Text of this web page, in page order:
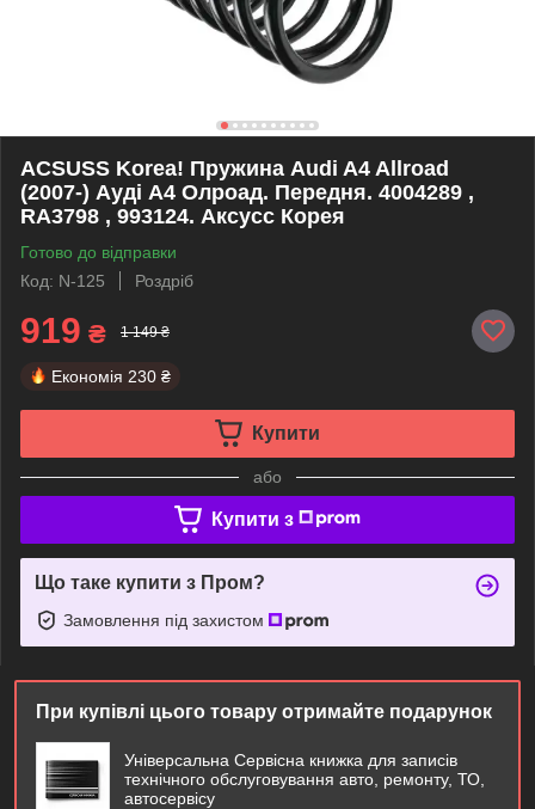
ACSUSS Korea! Пружина Audi A4 Allroad
(2007-) Ауді А4 Олроад. Передня. 4004289 ,
RA3798 , 993124. Аксусс Корея
Готово до відправки
Код: N-125
Роздріб
919 ₴ 1 149 ₴
Економія 230 ₴
Купити
або
Купити з
Що таке купити з Пром?
Замовлення під захистом
При купівлі цього товару отримайте подарунок
Універсальна Сервісна книжка для записів
технічного обслуговування авто, ремонту, ТО,
автосервісу